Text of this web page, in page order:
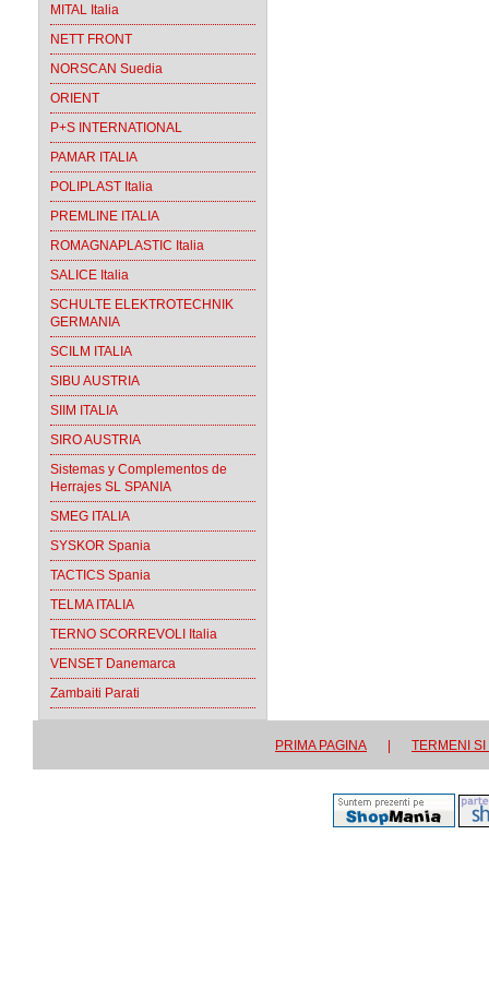
MITAL Italia
NETT FRONT
NORSCAN Suedia
ORIENT
P+S INTERNATIONAL
PAMAR ITALIA
POLIPLAST Italia
PREMLINE ITALIA
ROMAGNAPLASTIC Italia
SALICE Italia
SCHULTE ELEKTROTECHNIK
GERMANIA
SCILM ITALIA
SIBU AUSTRIA
SIIM ITALIA
SIRO AUSTRIA
Sistemas y Complementos de
Herrajes SL SPANIA
SMEG ITALIA
SYSKOR Spania
TACTICS Spania
TELMA ITALIA
TERNO SCORREVOLI Italia
VENSET Danemarca
Zambaiti Parati
PRIMA PAGINA TERMENI SI